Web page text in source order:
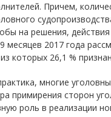
Причем,
на решения,
месяцев 2017 года
которых 26,1 %
многие
примирения сторон
роль в реализации